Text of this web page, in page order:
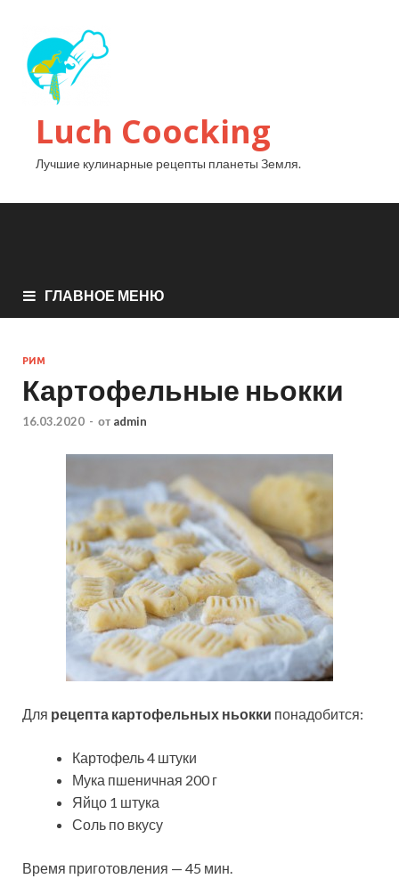
Luch Coocking
Лучшие кулинарные рецепты планеты Земля.
ГЛАВНОЕ МЕНЮ
РИМ
Картофельные ньокки
16.03.2020 - от admin
Для рецепта картофельных ньокки понадобится:
Картофель 4 штуки
Мука пшеничная 200 г
Яйцо 1 штука
Соль по вкусу
Время приготовления — 45 мин.